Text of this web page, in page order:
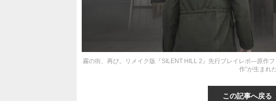
霧の街、再び。リメイク版『SILENT HILL 2』先行プレイレポ―原作
作”が生まれ
この記事へ戻る